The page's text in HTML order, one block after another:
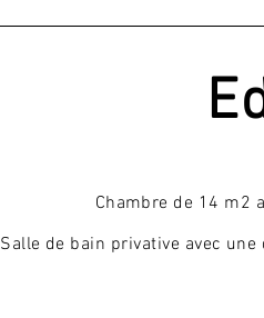
Chambre de 14 m2
Salle de bain privative avec